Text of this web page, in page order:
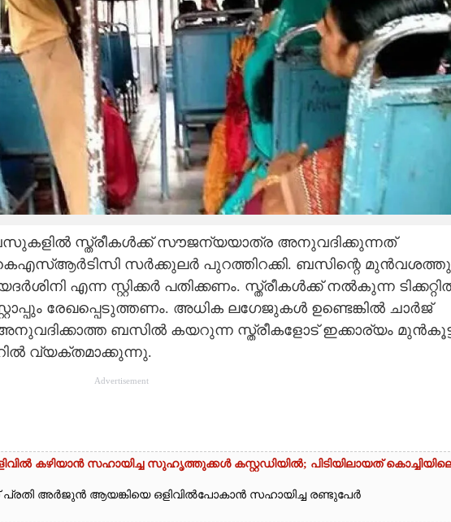
സ്ത്രീകൾക്ക് സൗജന്യയാത്ര അനുവദിക്കുന്നത്
കെഎസ്ആർടിസി സർക്കുലർ പുറത്തിറക്കി. ബസിന്റെ
എന്ന സ്റ്റിക്കർ പതിക്കണം. സ്ത്രീകൾക്ക് നൽകുന്ന
രേഖപ്പെടുത്തണം. അധിക ലഗേജുകൾ ഉണ്ടെങ്കിൽ ചാർജ്
ബസിൽ കയറുന്ന സ്ത്രീകളോട് ഇക്കാര്യം
വ്യക്തമാക്കുന്നു.
Advertisement
കഴിയാൻ സഹായിച്ച സുഹൃത്തുക്കൾ കസ്റ്റഡിയിൽ; പിടിയിലായത്
പ്രതി അർജുൻ ആയങ്കിയെ ഒളിവിൽപോകാൻ സഹായിച്ച രണ്ടുപേർ